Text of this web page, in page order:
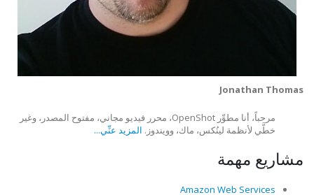
Jonathan Thomas
مرحباً، أنا مطوِّر OpenShot، محرر فيديو مجاني، مفتوح المصدر، وغير
خطَّي لأنظمة لينُكس، ماك، وويندوز. المزيد عنِّي...
مشاريع مهمة
Amazon Web Services